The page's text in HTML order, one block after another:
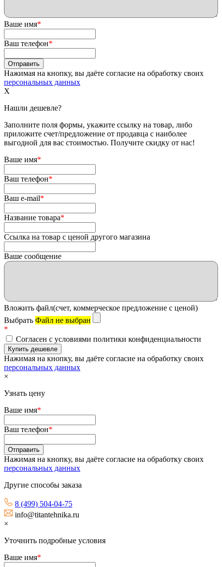
Ваше имя*
Ваш телефон*
Нажимая на кнопку, вы даёте согласие на обработку своих
персональных данных
X
Нашли дешевле?
Заполните поля формы, укажите ссылку на товар, либо
приложите счет/предложение от продавца с наиболее
выгодной для вас стоимостью. Получите скидку от нас!
Ваше имя*
Ваш телефон*
Ваш e-mail*
Название товара*
Ссылка на товар с ценой другого магазина
Ваше сообщение
Вложить файл(счет, коммерческое предложение с ценой)
Выбрать Файл не выбран
*
Согласен с условиями политики конфиденциальности
Нажимая на кнопку, вы даёте согласие на обработку своих
персональных данных
×
Узнать цену
Ваше имя*
Ваш телефон*
Нажимая на кнопку, вы даёте согласие на обработку своих
персональных данных
Другие способы заказа
8 (499) 504-04-75
info@titantehnika.ru
×
Уточнить подробные условия
Ваше имя*